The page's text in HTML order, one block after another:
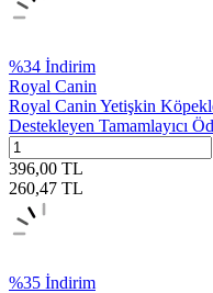
%34 İndirim
Royal Canin
Royal Canin Yetişkin
Destekleyen Tamamlayıcı
396,00 TL
260,47 TL
%35 İndirim